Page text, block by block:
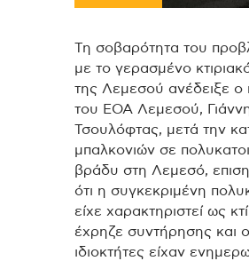
Τη σοβαρότητα του
με το γερασμένο
της Λεμεσού ανέδειξε ο
του ΕΟΑ Λεμεσού,
Τσουλόφτας, μετά την
μπαλκονιών σε
βράδυ στη Λεμεσό,
ότι η συγκεκριμένη
είχε χαρακτηριστεί ως
έχρηζε συντήρησης και
ιδιοκτήτες είχαν